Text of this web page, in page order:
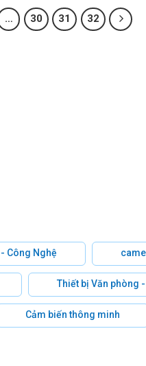
… 30 31 32
Công Nghệ
Thiết bị Văn phòng
Cảm biến thông minh